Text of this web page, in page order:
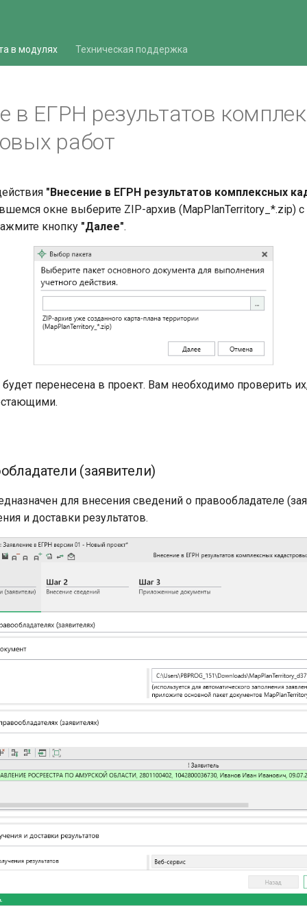
в модулях Техническая поддержка
в ЕГРН результатов
работ
"Внесение в ЕГРН результатов комплексных
окне выберите ZIP-архив (MapPlanTerritory_*.zip)
кнопку "Далее".
перенесена в проект. Вам необходимо проверить
(заявители)
для внесения сведений о правообладателе
и доставки результатов.